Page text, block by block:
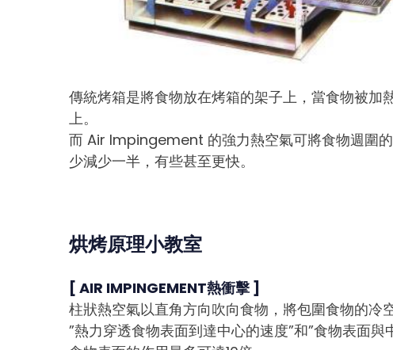
傳統烤箱是將食物放在烤箱的架子上，當食物被
上。
而 Air Impingement 的強力熱空氣可將食物週圍
少減少一半，有些甚至更快。
烘烤原理小教室
[ AIR IMPINGEMENT熱衝擊 ]
柱狀熱空氣以直角方向吹向食物，將包圍食物的冷
”熱力穿透食物表面到達中心的速度”和”食物表面